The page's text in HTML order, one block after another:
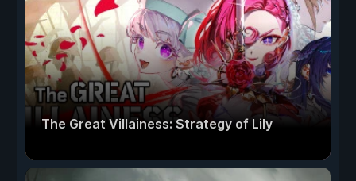
The Great Villainess: Strategy of Lily